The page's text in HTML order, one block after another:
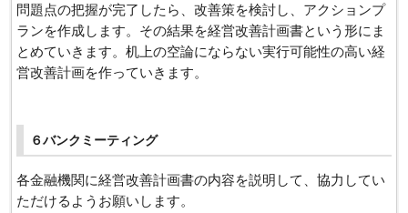
問題点の把握が完了したら、改善策を検討し、アクションプ
ランを作成します。その結果を経営改善計画書という形にま
とめていきます。机上の空論にならない実行可能性の高い経
営改善計画を作っていきます。
６バンクミーティング
各金融機関に経営改善計画書の内容を説明して、協力してい
ただけるようお願いします。